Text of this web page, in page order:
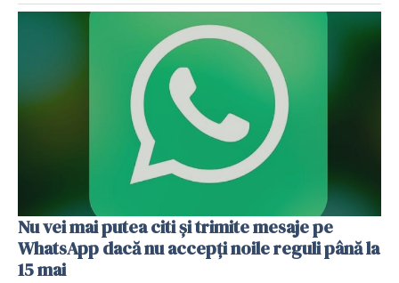
Nu vei mai putea citi și trimite mesaje pe
WhatsApp dacă nu accepți noile reguli până la
15 mai